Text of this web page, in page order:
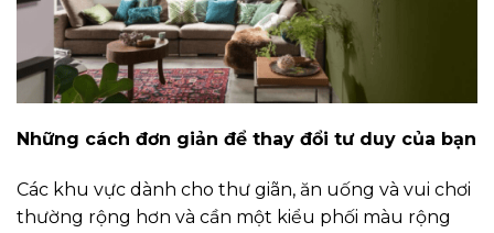
Những cách đơn giản để thay đổi tư duy của bạn
Các khu vực dành cho thư giãn, ăn uống và vui chơi
thường rộng hơn và cần một kiểu phối màu rộng